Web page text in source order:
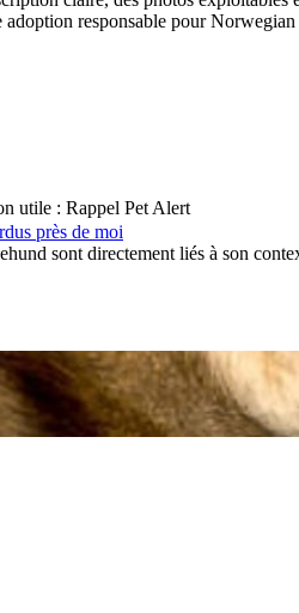
responsable pour
utile : Rappel Pet Alert
près de moi
sont directement liés à son